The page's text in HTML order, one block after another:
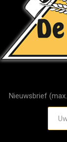
Nieuwsbrief